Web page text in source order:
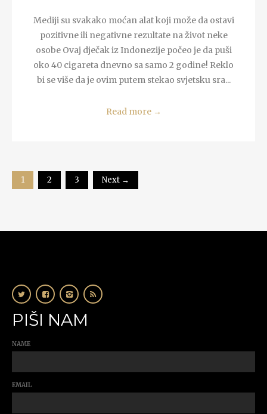
Mediji su svakako moćan alat koji može da ostavi
pozitivne ili negativne rezultate na život neke
osobe Ovaj dječak iz Indonezije počeo je da puši
oko 40 cigareta dnevno sa samo 2 godine! Reklo
bi se više da je ovim putem stekao svjetsku sra...
Read more →
1 2 3 Next →
PIŠI NAM
NAME
EMAIL